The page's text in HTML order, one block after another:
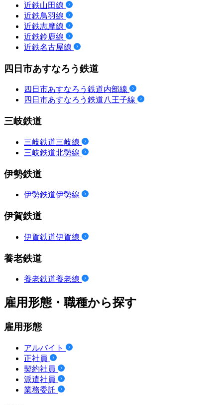
近鉄山田線
近鉄鳥羽線
近鉄志摩線
近鉄鈴鹿線
近鉄名古屋線
四日市あすなろう鉄道
四日市あすなろう鉄道内部線
四日市あすなろう鉄道八王子線
三岐鉄道
三岐鉄道三岐線
三岐鉄道北勢線
伊勢鉄道
伊勢鉄道伊勢線
伊賀鉄道
伊賀鉄道伊賀線
養老鉄道
養老鉄道養老線
雇用形態・職種から探す
雇用形態
アルバイト
正社員
契約社員
派遣社員
業務委託